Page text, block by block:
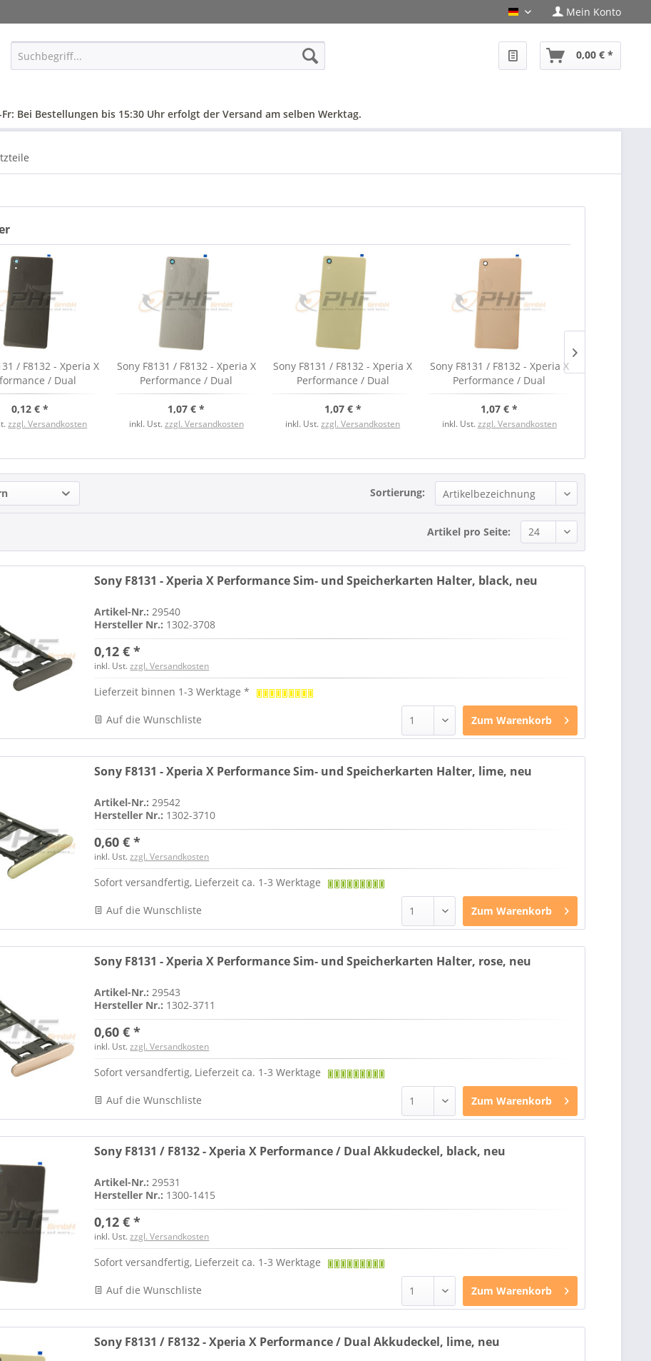
PHF-Shop Deutsch
Mein Konto
0,00 € *
Bei Bestellungen bis 15:30 Uhr erfolgt der Versand am selben Werktag.
/ F8132 - Xperia X
/ Dual
black, neu
0,12 € *
zzgl. Versandkosten
Sony F8131 / F8132 - Xperia X
Performance / Dual
Akkudeckel, white, neu
1,07 € *
inkl. Ust.zzgl. Versandkosten
Sony F8131 / F8132 - Xperia X
Performance / Dual
Akkudeckel, lime, neu
1,07 € *
inkl. Ust.zzgl. Versandkosten
Sony F8131 / F8132 - Xperia X
Performance / Dual
Akkudeckel, rose, neu
1,07 € *
inkl. Ust.zzgl. Versandkosten
Sortierung:
Artikel pro Seite:
Sony F8131 - Xperia X Performance Sim- und Speicherkarten Halter, black, neu
Artikel-Nr.:29540
Hersteller Nr.: 1302-3708
0,12 € *
inkl. Ust.zzgl. Versandkosten
Lieferzeit binnen 1-3 Werktage *
Zum Warenkorb
Auf die Wunschliste
Sony F8131 - Xperia X Performance Sim- und Speicherkarten Halter, lime, neu
Artikel-Nr.: 29542
Hersteller Nr.: 1302-3710
0,60 € *
inkl. Ust.zzgl. Versandkosten
Sofort versandfertig, Lieferzeit ca. 1-3 Werktage
Zum Warenkorb
Auf die Wunschliste
Sony F8131 - Xperia X Performance Sim- und Speicherkarten Halter, rose, neu
Artikel-Nr.:29543
Hersteller Nr.: 1302-3711
0,60 € *
inkl. Ust.zzgl. Versandkosten
Sofort versandfertig, Lieferzeit ca. 1-3 Werktage
Zum Warenkorb
Auf die Wunschliste
Sony F8131 / F8132 - Xperia X Performance / Dual Akkudeckel, black, neu
Artikel-Nr.:29531
Hersteller Nr.: 1300-1415
0,12 € *
inkl. Ust.zzgl. Versandkosten
Sofort versandfertig, Lieferzeit ca. 1-3 Werktage
Zum Warenkorb
Auf die Wunschliste
Sony F8131 / F8132 - Xperia X Performance / Dual Akkudeckel, lime, neu